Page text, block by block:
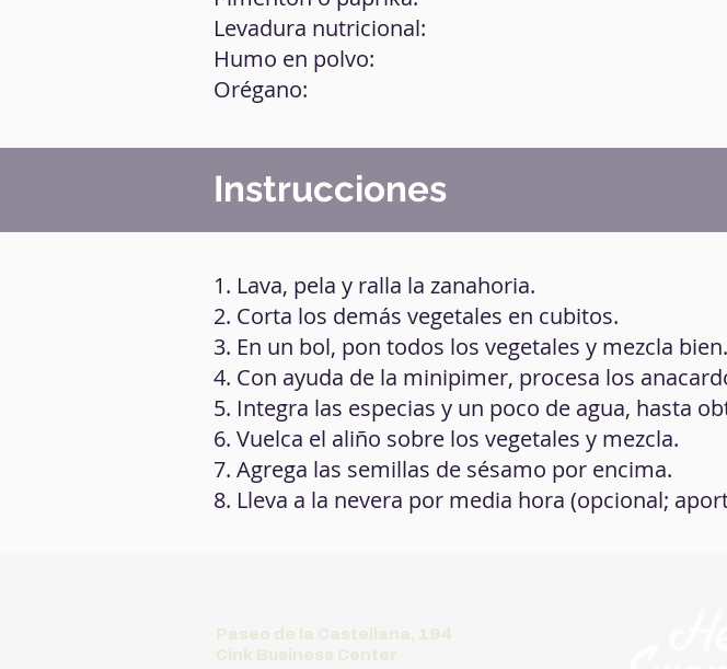
Levadura nutricional:
Humo en polvo:
Orégano:
Instrucciones
1. Lava, pela y ralla la zanahoria.
2. Corta los demás vegetales en cubitos.
3. En un bol, pon todos los vegetales y mezcla bien.
4. Con ayuda de la minipimer, procesa los
5. Integra las especias y un poco de agua, hasta
6. Vuelca el aliño sobre los vegetales y mezcla.
7. Agrega las semillas de sésamo por encima.
8. Lleva a la nevera por media hora (opcional;
Paseo de la Castellana, 194
Cink Business Center